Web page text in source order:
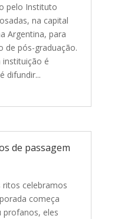
pelo Instituto
na capital
Argentina, para
de pós-graduação.
instituição é
difundir...
de passagem
celebramos
começa
profanos, eles